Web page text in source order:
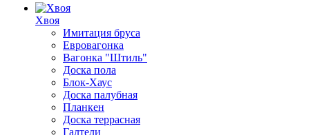
Хвоя
Имитация бруса
Евровагонка
Вагонка "Штиль"
Доска пола
Блок-Хаус
Доска палубная
Планкен
Доска террасная
Галтели